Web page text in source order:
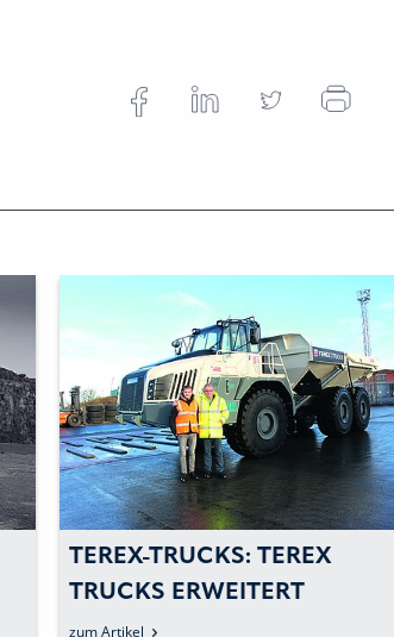
TEREX-TRUCKS: TEREX
TRUCKS ERWEITERT
VERTRIEBSNETZ MIT EINEM
zum Artikel